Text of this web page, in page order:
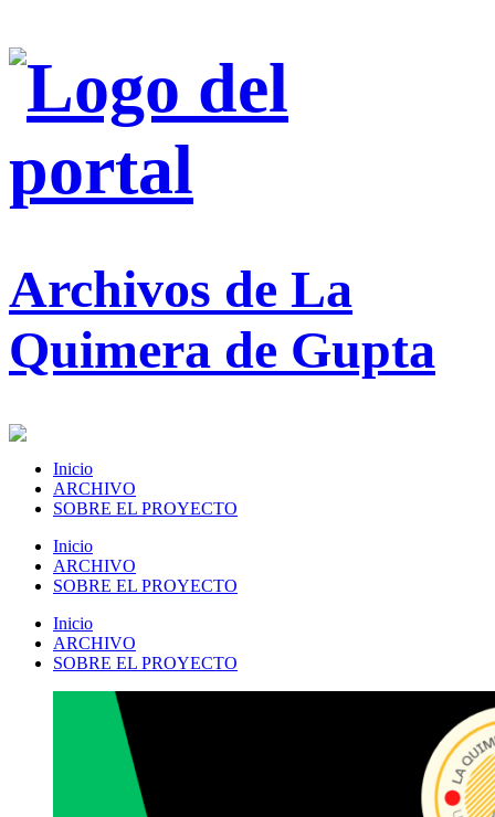
Archivos de La
Quimera de Gupta
Inicio
ARCHIVO
SOBRE EL PROYECTO
Inicio
ARCHIVO
SOBRE EL PROYECTO
Inicio
ARCHIVO
SOBRE EL PROYECTO